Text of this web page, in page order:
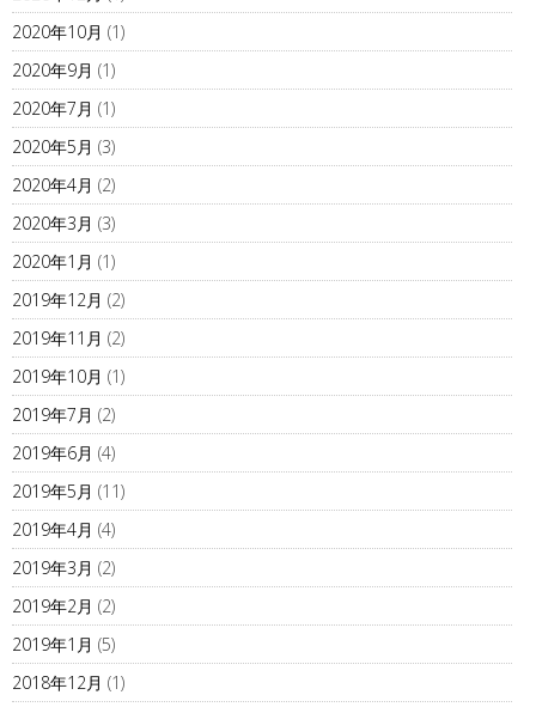
2020年10月 (1)
2020年9月 (1)
2020年7月 (1)
2020年5月 (3)
2020年4月 (2)
2020年3月 (3)
2020年1月 (1)
2019年12月 (2)
2019年11月 (2)
2019年10月 (1)
2019年7月 (2)
2019年6月 (4)
2019年5月 (11)
2019年4月 (4)
2019年3月 (2)
2019年2月 (2)
2019年1月 (5)
2018年12月 (1)